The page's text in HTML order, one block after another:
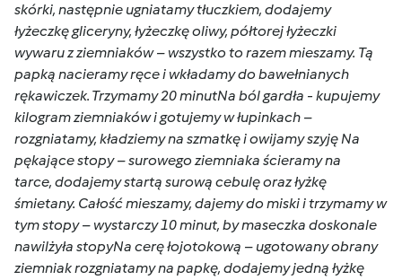
skórki, następnie ugniatamy tłuczkiem, dodajemy
łyżeczkę gliceryny, łyżeczkę oliwy, półtorej łyżeczki
wywaru z ziemniaków – wszystko to razem mieszamy. Tą
papką nacieramy ręce i wkładamy do bawełnianych
rękawiczek. Trzymamy 20 minutNa ból gardła - kupujemy
kilogram ziemniaków i gotujemy w łupinkach –
rozgniatamy, kładziemy na szmatkę i owijamy szyję Na
pękające stopy – surowego ziemniaka ścieramy na
tarce, dodajemy startą surową cebulę oraz łyżkę
śmietany. Całość mieszamy, dajemy do miski i trzymamy w
tym stopy – wystarczy 10 minut, by maseczka doskonale
nawilżyła stopyNa cerę łojotokową – ugotowany obrany
ziemniak rozgniatamy na papkę, dodajemy jedną łyżkę